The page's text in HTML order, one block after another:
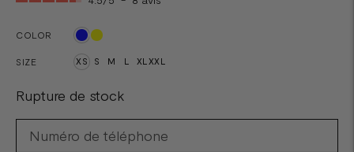
COLOR
SIZE XS S M L XL XXL
Rupture de stock